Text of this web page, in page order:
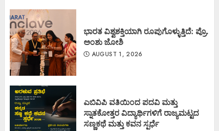
ಭಾರತ ವಿಶ್ವಶಕ್ತಿಯಾಗಿ ರೂಪುಗೊಳ್ಳುತ್ತಿದೆ: ಪ್ರೊ.
ಅಂಶು ಜೋಶಿ
AUGUST 1, 2026
ಎಬಿವಿಪಿ ವತಿಯಿಂದ ಪದವಿ ಮತ್ತು
ಸ್ನಾತಕೋತ್ತರ ವಿದ್ಯಾರ್ಥಿಗಳಿಗೆ ರಾಜ್ಯಮಟ್ಟದ
ಸಣ್ಣಕಥೆ ಮತ್ತು ಕವನ ಸ್ಪರ್ಧೆ